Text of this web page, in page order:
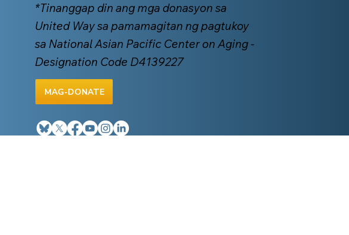
*Tinanggap din ang mga donasyon sa
United Way sa pamamagitan ng pagtukoy
sa National Asian Pacific Center on Aging -
Designation Code D4139227
MAG-DONATE